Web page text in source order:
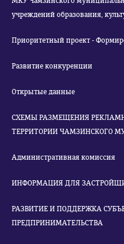
учреждений образования,
Приоритетный проект -
Развитие конкуренции
Открытые данные
СХЕМЫ РАЗМЕЩЕНИЯ
ТЕРРИТОРИИ ЧАМЗИНСКОГО
Административная комиссия
ИНФОРМАЦИЯ ДЛЯ
РАЗВИТИЕ И ПОДДЕРЖКА
ПРЕДПРИНИМАТЕЛЬСТВА